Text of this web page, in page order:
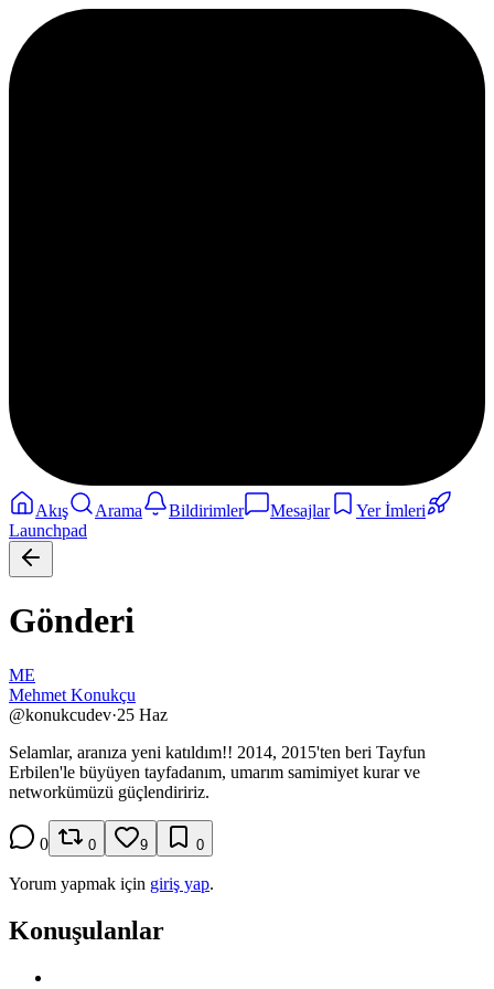
Akış Arama Bildirimler Mesajlar
Yer İmleri
Launchpad
Gönderi
ME
Mehmet Konukçu
@konukcudev·25 Haz
Selamlar, aranıza yeni katıldım!! 2014, 2015'ten beri Tayfun
Erbilen'le büyüyen tayfadanım, umarım samimiyet kurar ve
networkümüzü güçlendiririz.
0 0 9 0
Yorum yapmak için giriş yap.
Konuşulanlar